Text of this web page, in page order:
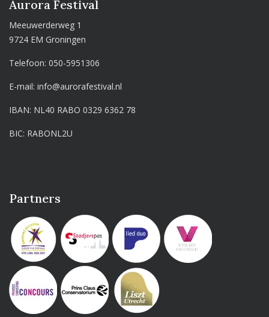
Aurora Festival
Meeuwerderweg 1
9724 EM Groningen
Telefoon:050-5951306
E-mail:info@aurorafestival.nl
IBAN: NL40 RABO 0329 6362 78
BIC: RABONL2U
Partners